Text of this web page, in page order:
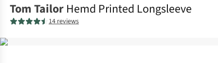
Tom Tailor Hemd Printed Longsleeve
14 reviews